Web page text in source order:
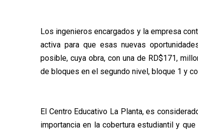
Los ingenieros encargados y la empresa
activa para que esas nuevas
posible, cuya obra, con una de RD$171,
de bloques en el segundo nivel, bloque 1 y
El Centro Educativo La Planta, es
importancia en la cobertura estudiantil y